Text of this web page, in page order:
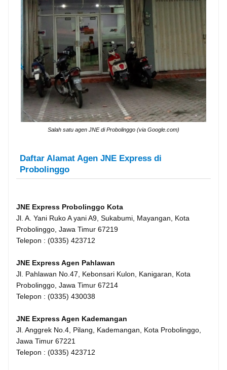
Salah satu agen JNE di Probolinggo (via Google.com)
Daftar Alamat Agen JNE Express di
Probolinggo
JNE Express Probolinggo Kota
Jl. A. Yani Ruko A yani A9, Sukabumi, Mayangan, Kota
Probolinggo, Jawa Timur 67219
Telepon : (0335) 423712
JNE Express Agen Pahlawan
Jl. Pahlawan No.47, Kebonsari Kulon, Kanigaran, Kota
Probolinggo, Jawa Timur 67214
Telepon : (0335) 430038
JNE Express Agen Kademangan
Jl. Anggrek No.4, Pilang, Kademangan, Kota Probolinggo,
Jawa Timur 67221
Telepon : (0335) 423712